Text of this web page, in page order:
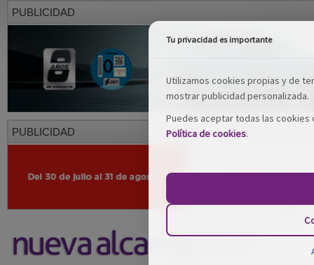
PUBLICIDAD
PUBLICIDAD
Tu privacidad es importante
Utilizamos cookies propias y de
mostrar publicidad personalizada.
Puedes aceptar todas las
Política de cookies.